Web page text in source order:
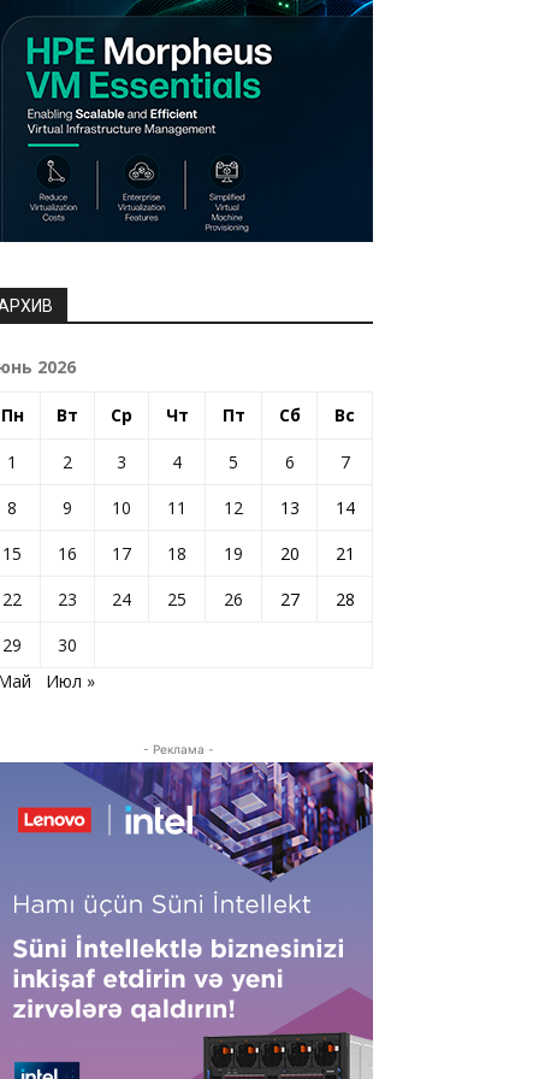
2026
Пн Вт Ср Чт Пт Сб Вс
1 2 3 4 5 6
7
8
9 10 11 12 13
14
15
16 17 18 19 20
21
22
23 24 25 26 27
28
29
30
Июл »
- Реклама -